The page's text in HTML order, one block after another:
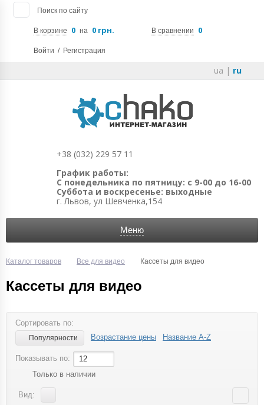
Поиск по сайту
В корзине 0 на 0 грн. В сравнении 0
Войти / Регистрация
ua | ru
+38 (032) 229 57 11
График работы:
С понедельника по пятницу: с 9-00 до 16-00
Суббота и воскресенье: выходные
г. Львов, ул Шевченка,154
Меню
Каталог товаров Все для видео Кассеты для видео
Кассеты для видео
Сортировать по:
Популярности Возрастание цены Название A-Z
Показывать по:
12
Только в наличии
Вид: